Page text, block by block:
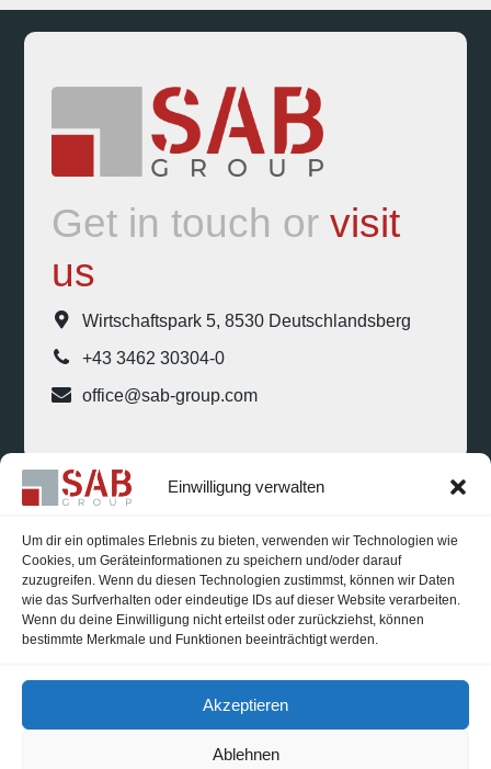
Einwilligung verwalten
Um dir ein optimales Erlebnis zu bieten, verwenden wir Technologien wie
Cookies, um Geräteinformationen zu speichern und/oder darauf
zuzugreifen. Wenn du diesen Technologien zustimmst, können wir Daten
wie das Surfverhalten oder eindeutige IDs auf dieser Website verarbeiten.
Wenn du deine Einwilligung nicht erteilst oder zurückziehst, können
bestimmte Merkmale und Funktionen beeinträchtigt werden.
Akzeptieren
Ablehnen
Get in touch orvisit
us
Wirtschaftspark 5, 8530 Deutschlandsberg
+43 3462 30304-0
office@sab-group.com
Karriere
Impressum
Datenschutzerklärung
Cookie-Richtlinie (EU)